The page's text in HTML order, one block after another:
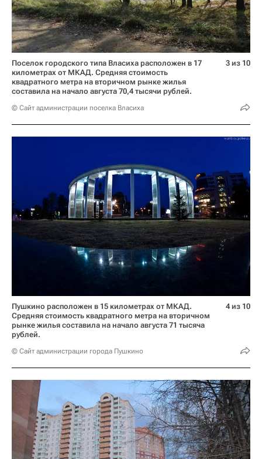
Поселок городского типа Власиха расположен в 17
километрах от МКАД. Средняя стоимость
квадратного метра на вторичном рынке жилья
составила на начало августа 70,4 тысячи рублей.
© Сайт администрации поселка Власиха
3 из 10
Пушкино расположен в 15 километрах от МКАД.
Средняя стоимость квадратного метра на вторичном
рынке жилья составила на начало августа 71 тысяча
рублей.
© Сайт администрации города Пушкино
4 из 10